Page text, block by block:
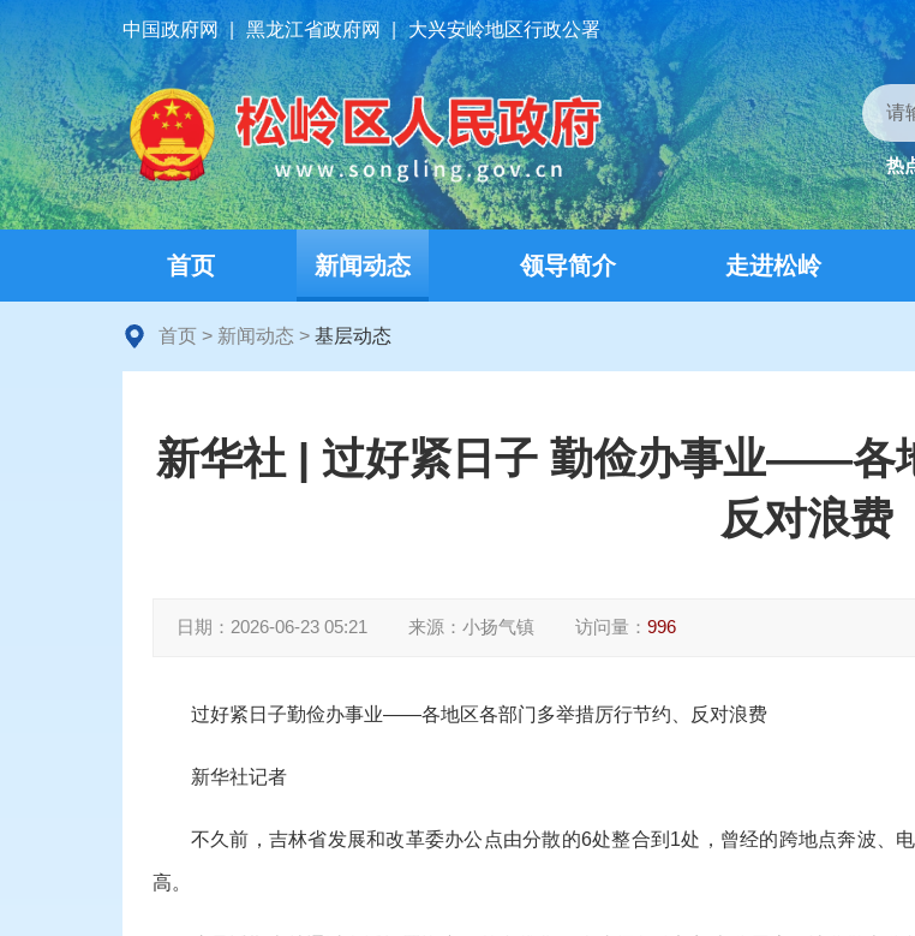
中国政府网 黑龙江省政府网 | 大兴安岭地区行政公署
热
首页 新闻动态 领导简介 走进松岭
首页 > 新闻动态 > 基层动态
新华社 | 过好紧日子 勤俭办事业——各
反对浪费
日期： 2026-06-23 05:21 来源： 小扬气镇 访问量： 996
过好紧日子勤俭办事业——各地区各部门多举措厉行节约、反对浪费
新华社记者
不久前，吉林省发展和改革委办公点由分散的6处整合到1处，曾经的跨地点奔波、
高。